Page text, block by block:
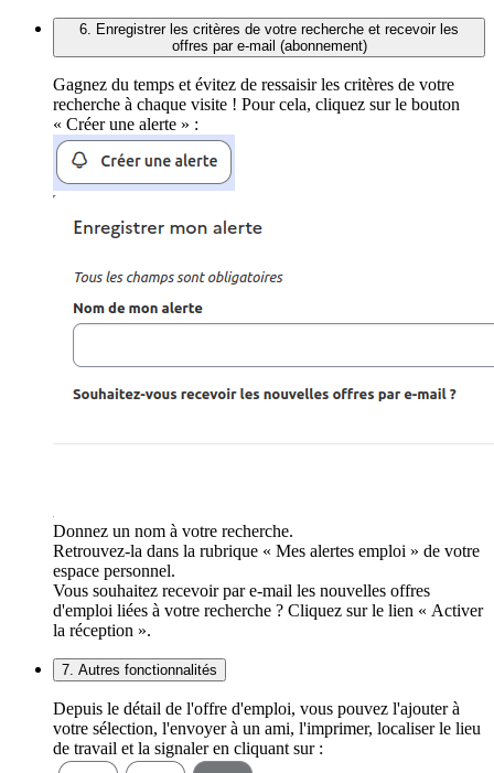
6. Enregistrer les critères de votre recherche et recevoir les
offres par e-mail (abonnement)
Gagnez du temps et évitez de ressaisir les critères de votre
recherche à chaque visite ! Pour cela, cliquez sur le bouton
« Créer une alerte » :
Donnez un nom à votre recherche.
Retrouvez-la dans la rubrique « Mes alertes emploi » de votre
espace personnel.
Vous souhaitez recevoir par e-mail les nouvelles offres
d'emploi liées à votre recherche ? Cliquez sur le lien « Activer
la réception ».
7. Autres fonctionnalités
Depuis le détail de l'offre d'emploi, vous pouvez l'ajouter à
votre sélection, l'envoyer à un ami, l'imprimer, localiser le lieu
de travail et la signaler en cliquant sur :